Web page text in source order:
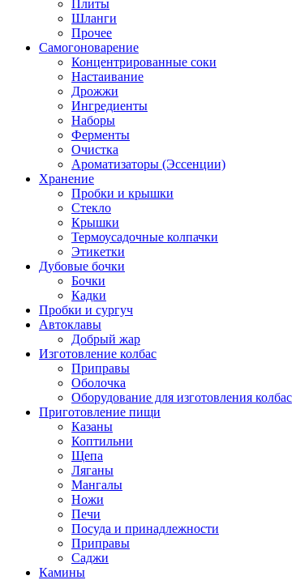
Плиты
Шланги
Прочее
Самогоноварение
Концентрированные соки
Настаивание
Дрожжи
Ингредиенты
Наборы
Ферменты
Очистка
Ароматизаторы (Эссенции)
Хранение
Пробки и крышки
Стекло
Крышки
Термоусадочные колпачки
Этикетки
Дубовые бочки
Бочки
Кадки
Пробки и сургуч
Автоклавы
Добрый жар
Изготовление колбас
Приправы
Оболочка
Оборудование для изготовления колбас
Приготовление пищи
Казаны
Коптильни
Щепа
Ляганы
Мангалы
Ножи
Печи
Посуда и принадлежности
Приправы
Саджи
Камины